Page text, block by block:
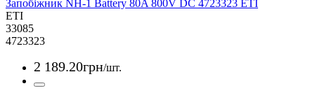
Запобіжник NH-1 Battery 80A 800V DC 4723323 ETI
ETI
33085
4723323
2 189.20грн/шт.